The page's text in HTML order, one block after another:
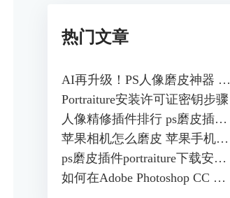
热门文章
AI再升级！PS人像磨皮神器 Portraiture 4 官方中文版正式上线
Portraiture安装许可证密钥步骤
人像精修插件排行 ps磨皮插件哪个效果好
苹果相机怎么磨皮 苹果手机怎么磨皮
ps磨皮插件portraiture下载安装方法 ps磨皮插件怎么用
如何在Adobe Photoshop CC 安装 Portraiture 3插件